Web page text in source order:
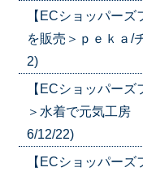
【ECショッパー
を販売＞ｐｅｋａ/
2)
【ECショッパー
＞水着で元気工房
6/12/22)
【ECショッパー